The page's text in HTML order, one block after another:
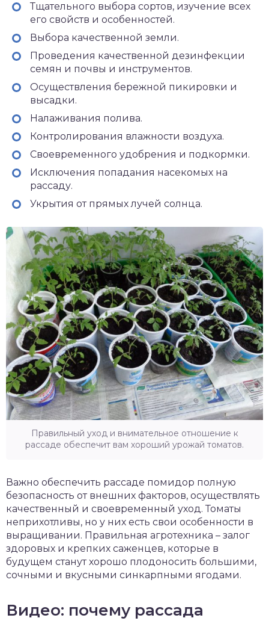
Тщательного выбора сортов, изучение всех
его свойств и особенностей.
Выбора качественной земли.
Проведения качественной дезинфекции
семян и почвы и инструментов.
Осуществления бережной пикировки и
высадки.
Налаживания полива.
Контролирования влажности воздуха.
Своевременного удобрения и подкормки.
Исключения попадания насекомых на
рассаду.
Укрытия от прямых лучей солнца.
Правильный уход и внимательное отношение к
рассаде обеспечит вам хороший урожай томатов.
Важно обеспечить рассаде помидор полную
безопасность от внешних факторов, осуществлять
качественный и своевременный уход. Томаты
неприхотливы, но у них есть свои особенности в
выращивании. Правильная агротехника – залог
здоровых и крепких саженцев, которые в
будущем станут хорошо плодоносить большими,
сочными и вкусными синкарпными ягодами.
Видео: почему рассада